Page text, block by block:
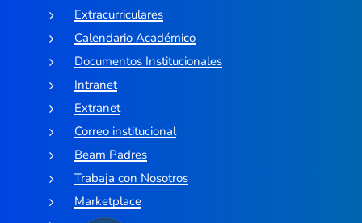
Extracurriculares
Calendario Académico
Documentos Institucionales
Intranet
Extranet
Correo institucional
Beam Padres
Trabaja con Nosotros
Marketplace